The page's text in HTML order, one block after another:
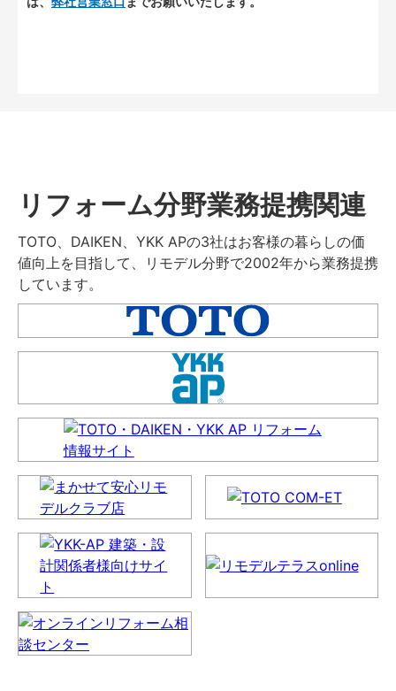
リフォーム分野業務提携関連
TOTO、DAIKEN、YKK APの3社はお客様の暮らしの価
値向上を目指して、リモデル分野で2002年から業務提携
しています。